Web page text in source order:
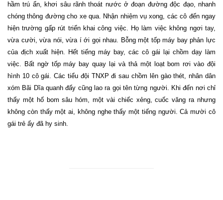
hầm trú ẩn, khơi sâu rãnh thoát nước ở đoạn đường độc đạo, nhanh
chóng thông đường cho xe qua. Nhận nhiệm vụ xong, các cô đến ngay
hiện trường gấp rút triển khai công việc. Họ làm việc không ngơi tay,
vừa cười, vừa nói, vừa í ới gọi nhau. Bỗng một tốp máy bay phản lực
của địch xuất hiện. Hết tiếng máy bay, các cô gái lại chồm dạy làm
việc. Bất ngờ tốp máy bay quay lại và thả một loạt bom rơi vào đội
hình 10 cô gái. Các tiểu đội TNXP đi sau chồm lên gào thét, nhân dân
xóm Bãi Dĩa quanh đấy cũng lao ra gọi tên từng người. Khi đến nơi chỉ
thấy một hố bom sâu hóm, một vài chiếc xẻng, cuốc văng ra nhưng
không còn thấy một ai, không nghe thấy một tiếng người. Cả mười cô
gái trẻ ấy đã hy sinh.